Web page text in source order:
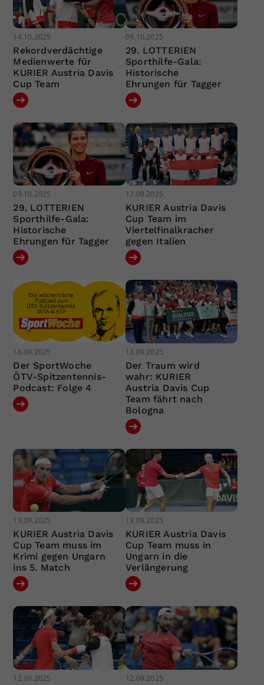
14.10.2025
Rekordverdächtige
Medienwerte für
KURIER Austria Davis
Cup Team
09.10.2025
29. LOTTERIEN
Sporthilfe-Gala:
Historische
Ehrungen für Tagger
09.10.2025
29. LOTTERIEN
Sporthilfe-Gala:
Historische
Ehrungen für Tagger
17.09.2025
KURIER Austria Davis
Cup Team im
Viertelfinalkracher
gegen Italien
16.09.2025
Der SportWoche
ÖTV-Spitzentennis-
Podcast: Folge 4
13.09.2025
Der Traum wird
wahr: KURIER
Austria Davis Cup
Team fährt nach
Bologna
13.09.2025
KURIER Austria Davis
Cup Team muss im
Krimi gegen Ungarn
ins 5. Match
13.09.2025
KURIER Austria Davis
Cup Team muss in
Ungarn in die
Verlängerung
12.09.2025 12.09.2025